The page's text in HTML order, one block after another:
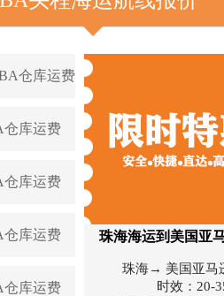
仓库运费
仓库运费
仓库运费
仓库运费
仓库运费
珠海海运到美国亚
珠海→ 美国亚马
时效：20-